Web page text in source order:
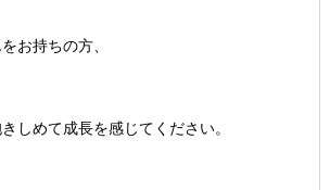
お持ちの方、
しめて成長を感じてください。